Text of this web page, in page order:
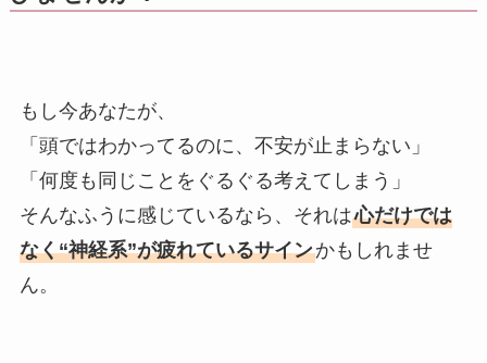
もし今あなたが、
「頭ではわかってるのに、不安が止まらない」
「何度も同じことをぐるぐる考えてしまう」
そんなふうに感じているなら、それは心だけでは
なく“神経系”が疲れているサインかもしれませ
ん。